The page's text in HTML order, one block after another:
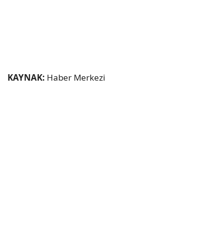
KAYNAK: Haber Merkezi